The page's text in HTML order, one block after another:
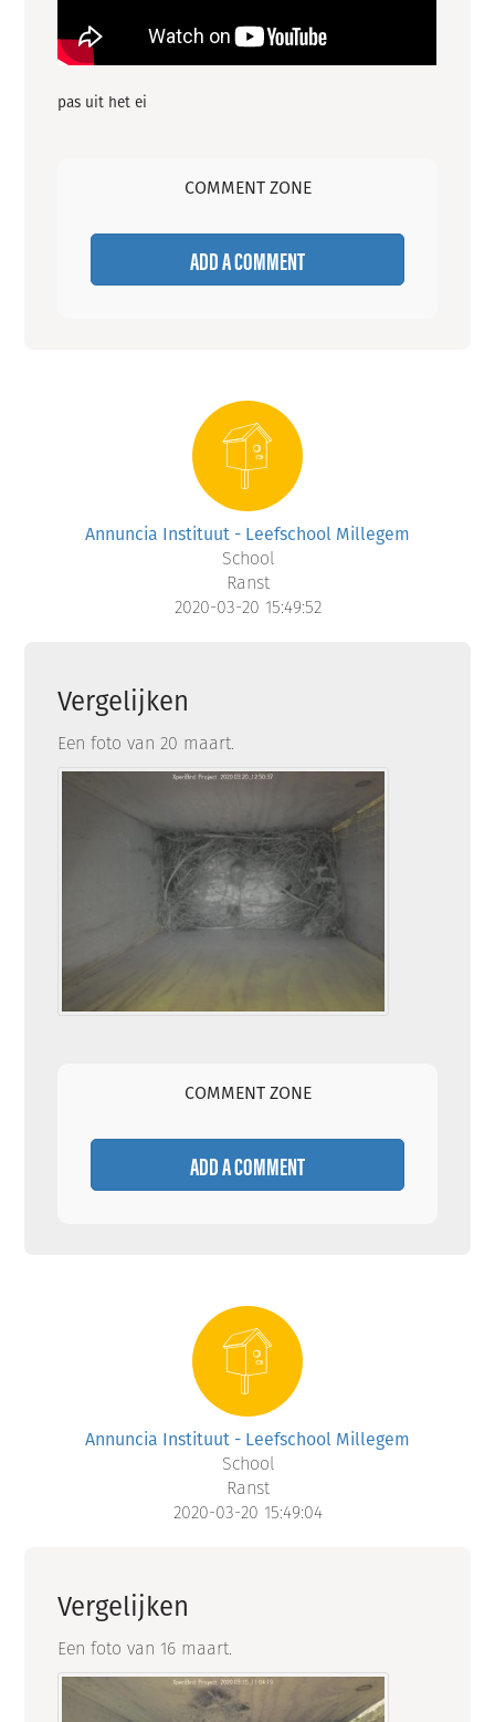
pas uit het ei
COMMENT ZONE
ADD A COMMENT
Annuncia Instituut - Leefschool Millegem
School
Ranst
2020-03-20 15:49:52
Vergelijken
Een foto van 20 maart.
COMMENT ZONE
ADD A COMMENT
Annuncia Instituut - Leefschool Millegem
School
Ranst
2020-03-20 15:49:04
Vergelijken
Een foto van 16 maart.